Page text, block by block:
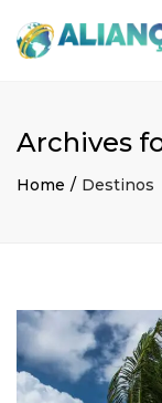
Archives
Home Destinos